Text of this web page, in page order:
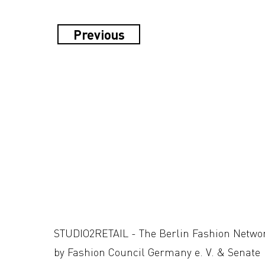
Previous
STUDIO2RETAIL - The Berlin Fashion
by Fashion Council Germany e. V. & Senate